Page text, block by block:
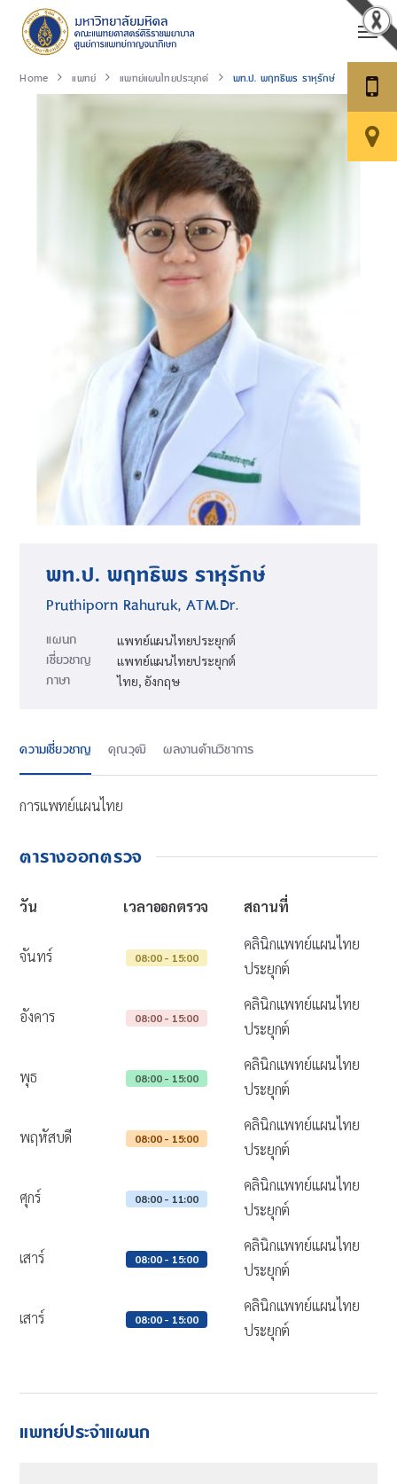
Home แพทย์ แพทย์แผนไทยประยุกต์ พท.ป. พฤทธิพร ราหุรักษ์
พท.ป. พฤทธิพร ราหุรักษ์
Pruthiporn Rahuruk, ATM.Dr.
แผนก แพทย์แผนไทยประยุกต์
เชี่ยวชาญ แพทย์แผนไทยประยุกต์
ภาษา ไทย, อังกฤษ
ความเชี่ยวชาญ คุณวุฒิ ผลงานด้านวิชาการ
การแพทย์แผนไทย
ตารางออกตรวจ
วัน เวลาออกตรวจ สถานที่
จันทร์ 08:00 - 15:00
คลินิกแพทย์แผนไทย
ประยุกต์
อังคาร 08:00 - 15:00
คลินิกแพทย์แผนไทย
ประยุกต์
พุธ 08:00 - 15:00
คลินิกแพทย์แผนไทย
ประยุกต์
พฤหัสบดี 08:00 - 15:00
คลินิกแพทย์แผนไทย
ประยุกต์
ศุกร์ 08:00 - 11:00
คลินิกแพทย์แผนไทย
ประยุกต์
เสาร์ 08:00 - 15:00
คลินิกแพทย์แผนไทย
ประยุกต์
เสาร์ 08:00 - 15:00
คลินิกแพทย์แผนไทย
ประยุกต์
แพทย์ประจำแผนก